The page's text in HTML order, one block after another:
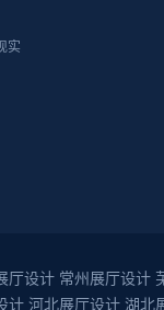
实
厅设计 常州展厅设计
计 河北展厅设计 湖北